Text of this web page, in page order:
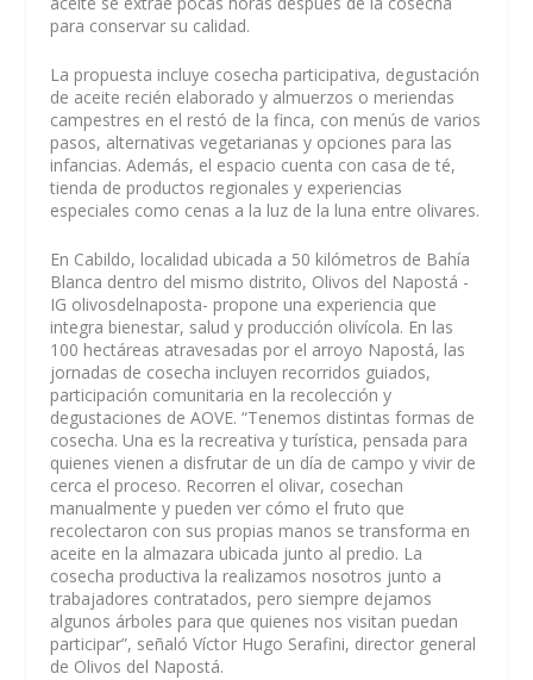
para conservar su calidad.
La propuesta incluye cosecha participativa, degustación
de aceite recién elaborado y almuerzos o meriendas
campestres en el restó de la finca, con menús de varios
pasos, alternativas vegetarianas y opciones para las
infancias. Además, el espacio cuenta con casa de té,
tienda de productos regionales y experiencias
especiales como cenas a la luz de la luna entre olivares.
En Cabildo, localidad ubicada a 50 kilómetros de Bahía
Blanca dentro del mismo distrito, Olivos del Napostá -
IG olivosdelnaposta- propone una experiencia que
integra bienestar, salud y producción olivícola. En las
100 hectáreas atravesadas por el arroyo Napostá, las
jornadas de cosecha incluyen recorridos guiados,
participación comunitaria en la recolección y
degustaciones de AOVE. “Tenemos distintas formas de
cosecha. Una es la recreativa y turística, pensada para
quienes vienen a disfrutar de un día de campo y vivir de
cerca el proceso. Recorren el olivar, cosechan
manualmente y pueden ver cómo el fruto que
recolectaron con sus propias manos se transforma en
aceite en la almazara ubicada junto al predio. La
cosecha productiva la realizamos nosotros junto a
trabajadores contratados, pero siempre dejamos
algunos árboles para que quienes nos visitan puedan
participar”, señaló Víctor Hugo Serafini, director general
de Olivos del Napostá.